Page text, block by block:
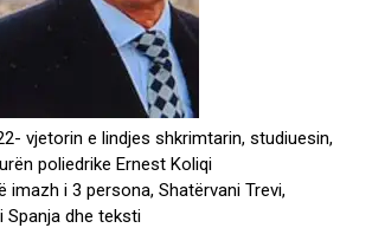
vjetorin e lindjes shkrimtarin, studiuesin,
poliedrike Ernest Koliqi